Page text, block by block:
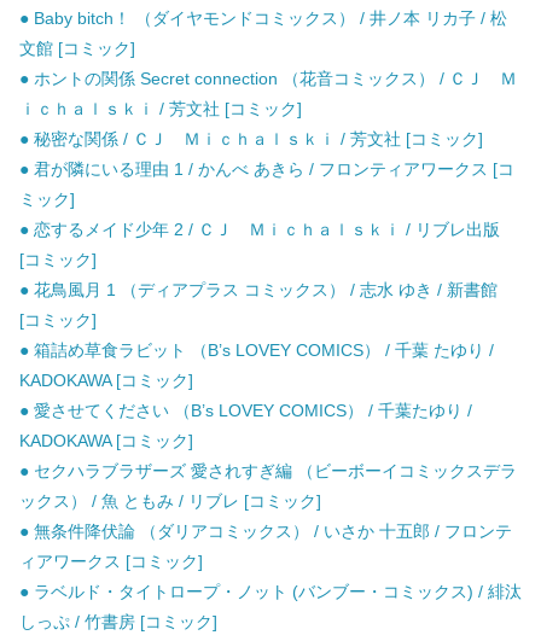
● Baby bitch！ （ダイヤモンドコミックス） / 井ノ本 リカ子 / 松
文館 [コミック]
● ホントの関係 Secret connection （花音コミックス） / ＣＪ Ｍ
ｉｃｈａｌｓｋｉ / 芳文社 [コミック]
● 秘密な関係 / ＣＪ Ｍｉｃｈａｌｓｋｉ / 芳文社 [コミック]
● 君が隣にいる理由 1 / かんべ あきら / フロンティアワークス [コ
ミック]
● 恋するメイド少年 2 / ＣＪ Ｍｉｃｈａｌｓｋｉ / リブレ出版
[コミック]
● 花鳥風月 1 （ディアプラス コミックス） / 志水 ゆき / 新書館
[コミック]
● 箱詰め草食ラビット （B’s LOVEY COMICS） / 千葉 たゆり /
KADOKAWA [コミック]
● 愛させてください （B’s LOVEY COMICS） / 千葉たゆり /
KADOKAWA [コミック]
● セクハラブラザーズ 愛されすぎ編 （ビーボーイコミックスデラ
ックス） / 魚 ともみ / リブレ [コミック]
● 無条件降伏論 （ダリアコミックス） / いさか 十五郎 / フロンテ
ィアワークス [コミック]
● ラベルド・タイトロープ・ノット (バンブー・コミックス) / 緋汰
しっぷ / 竹書房 [コミック]